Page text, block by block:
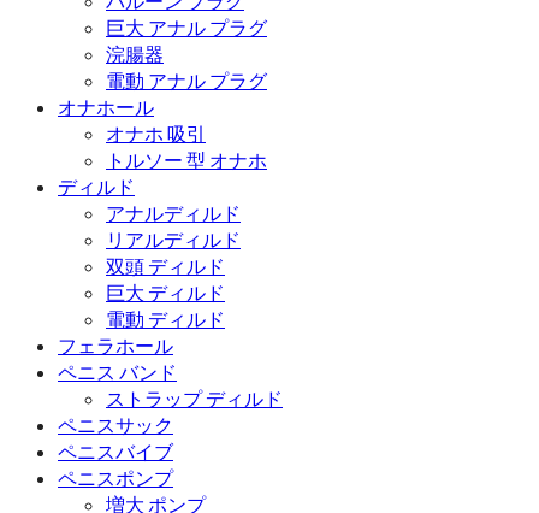
巨大 アナル プラグ
浣腸器
電動 アナル プラグ
オナホール
オナホ 吸引
トルソー 型 オナホ
ディルド
アナルディルド
リアルディルド
双頭 ディルド
巨大 ディルド
電動 ディルド
フェラホール
ペニス バンド
ストラップ ディルド
ペニスサック
ペニスバイブ
ペニスポンプ
増大 ポンプ